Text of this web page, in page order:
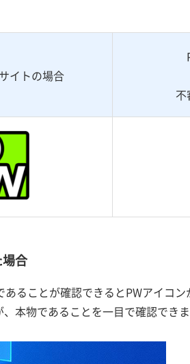
イトの場合
合
ることが確認できるとPWアイコ
本物であることを一目で確認でき